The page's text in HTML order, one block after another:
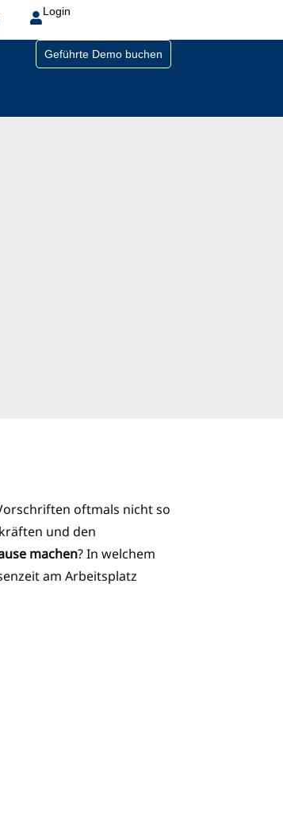
Login
Geführte Demo buchen
oftmals nicht so
und den
machen? In welchem
am Arbeitsplatz